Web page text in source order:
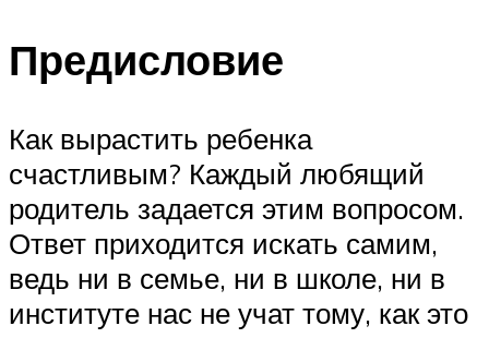
Предисловие
Как вырастить ребенка
счастливым? Каждый любящий
родитель задается этим вопросом.
Ответ приходится искать самим,
ведь ни в семье, ни в школе, ни в
институте нас не учат тому, как это